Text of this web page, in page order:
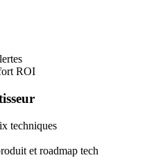
ROI
techniques
et roadmap tech